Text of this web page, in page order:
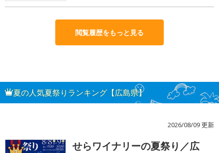
閲覧履歴をもっと見る
夏の人気夏祭りランキング【広島県】
2026/08/09 更新
せらワイナリーの夏祭り／広